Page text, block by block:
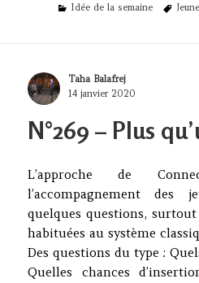
Categories
Idée de la semaine Tags
Author
Taha Balafrej
Posted
14 janvier 2020
N°269 – Plus
L’approche de
l’accompagnement des
quelques questions,
habituées au système
Des questions du type :
Quelles chances